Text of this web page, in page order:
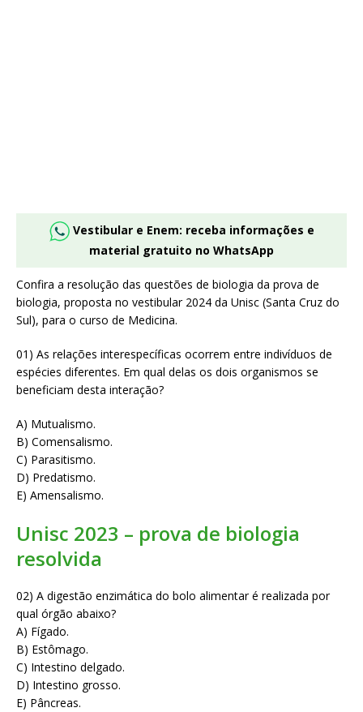
Vestibular e Enem: receba informações e
material gratuito no WhatsApp
Confira a resolução das questões de biologia da prova de
biologia, proposta no vestibular 2024 da Unisc (Santa Cruz do
Sul), para o curso de Medicina.
01) As relações interespecíficas ocorrem entre indivíduos de
espécies diferentes. Em qual delas os dois organismos se
beneficiam desta interação?
A) Mutualismo.
B) Comensalismo.
C) Parasitismo.
D) Predatismo.
E) Amensalismo.
Unisc 2023 – prova de biologia
resolvida
02) A digestão enzimática do bolo alimentar é realizada por
qual órgão abaixo?
A) Fígado.
B) Estômago.
C) Intestino delgado.
D) Intestino grosso.
E) Pâncreas.